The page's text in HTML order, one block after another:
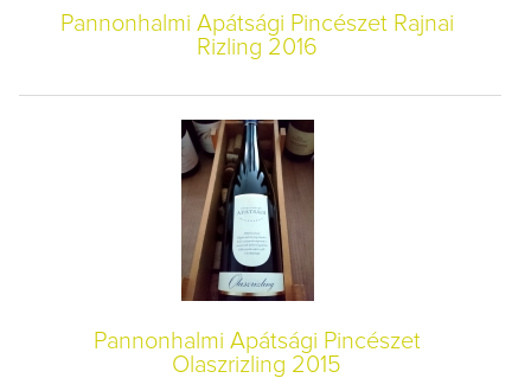
Pannonhalmi Apátsági Pincészet Rajnai
Rizling 2016
Pannonhalmi Apátsági Pincészet
Olaszrizling 2015